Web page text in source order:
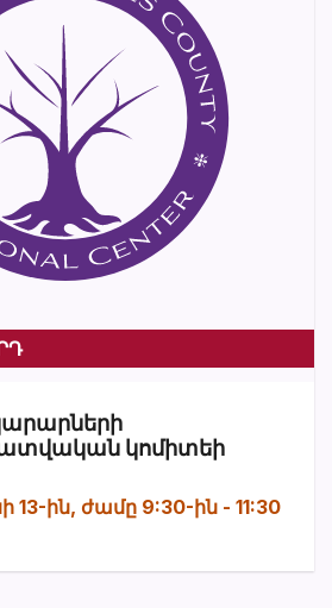
կոմիտեի
13-ին, ժամը 9:30-ին - 11:30